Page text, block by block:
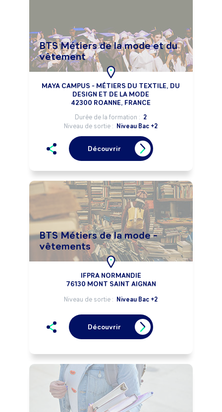
BTS Métiers de la mode et du
vêtement
MAYA CAMPUS - MÉTIERS DU TEXTILE, DU
DESIGN ET DE LA MODE
42300 ROANNE, FRANCE
Durée de la formation : 2
Niveau de sortie : Niveau Bac +2
Découvrir
BTS Métiers de la mode -
vêtements
IFPRA NORMANDIE
76130 MONT SAINT AIGNAN
Niveau de sortie : Niveau Bac +2
Découvrir